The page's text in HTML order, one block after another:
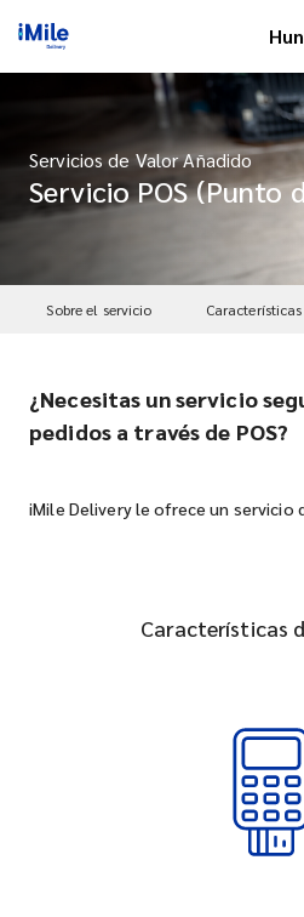
Servicios de Valor Añadido
Servicio POS (Punto
Sobre el servicio
¿Necesitas un servicio
pedidos a través de POS?
iMile Delivery le ofrece un servicio
Características
iMile Chat